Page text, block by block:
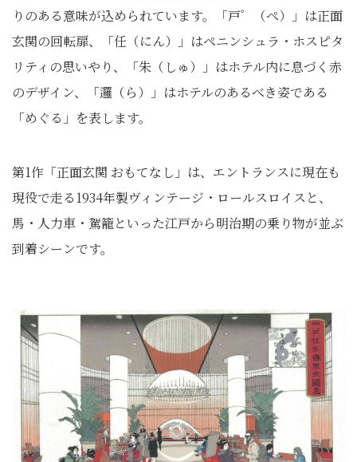
りのある意味が込められています。「戸゜（ぺ）」は正面
玄関の回転扉、「任（にん）」はペニンシュラ・ホスピタ
リティの思いやり、「朱（しゅ）」はホテル内に息づく赤
のデザイン、「邏（ら）」はホテルのあるべき姿である
「めぐる」を表します。
第1作「正面玄関 おもてなし」は、エントランスに現在も
現役で走る1934年製ヴィンテージ・ロールスロイスと、
馬・人力車・駕籠といった江戸から明治期の乗り物が並ぶ
到着シーンです。